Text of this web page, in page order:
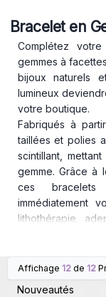
Bracelet en
Complétez
gemmes à
bijoux naturels
lumineux
votre boutique.
Fabriqués à
taillées et polies
scintillant,
gemme. Grâce à
ces
immédiatement
lithothérapie,
énergétiques :
Affichage 12 de 12
Nouveautés
Connectez-
inscrivez-vous
accéder aux prix